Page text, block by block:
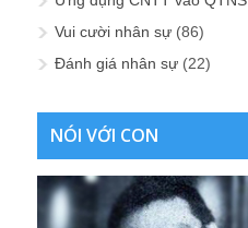
Vui cười nhân sự (86)
Đánh giá nhân sự (22)
NÓI VỚI CON